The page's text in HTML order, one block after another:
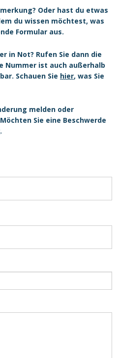
Oder hast du etwas
du wissen möchtest, was
Formular aus.
in Not? Rufen Sie dann die
Nummer ist auch außerhalb
Schauen Sie hier, was Sie
melden oder
Sie eine Beschwerde
.